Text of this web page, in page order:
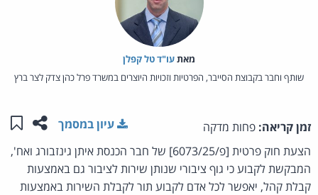
מאת‏עו"ד טל קפלן
שותף וחבר בקבוצת הסייבר, הפרטיות וזכויות היוצרים במשרד פרל כהן צדק לצר ברץ
זמן קריאה: פחות מדקה שתפו
עיון במסמך
הצעת חוק פרטית [פ/6073/25] של חבר הכנסת איתן גינזבורג ואח',
המבקשת לקבוע כי גוף ציבורי שנותן שירות לציבור גם באמצעות
קבלת קהל, יאפשר לכל אדם לקבוע תור לקבלת השירות באמצעות